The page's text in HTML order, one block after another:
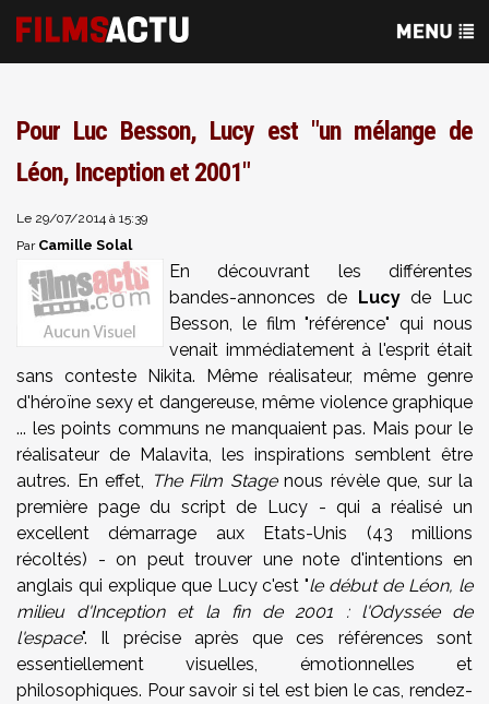
Pour Luc Besson, Lucy est "un mélange de
Léon, Inception et 2001"
Le 29/07/2014 à 15:39
Par Camille Solal
En découvrant les différentes
bandes-annonces de Lucyde Luc
Besson, le film "référence" qui nous
venait immédiatement à l'esprit était
sans conteste Nikita. Même réalisateur, même genre
d'héroïne sexy et dangereuse, même violence graphique
... les points communs ne manquaient pas. Mais pour le
réalisateur de Malavita, les inspirations semblent être
autres. En effet, The Film Stagenous révèle que, sur la
première page du script de Lucy - qui a réalisé un
excellent démarrage aux Etats-Unis (43 millions
récoltés) - on peut trouver une note d'intentions en
anglais qui explique que Lucy c'est "le début de Léon, le
milieu d'Inception et la fin de 2001 : l'Odyssée de
l'espace". Il précise après que ces références sont
essentiellement visuelles, émotionnelles et
philosophiques. Pour savoir si tel est bien le cas, rendez-